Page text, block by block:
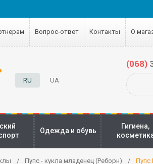
Вопрос-ответ Контакты О
RU UA
(068)
Одежда и обувь
Гигиена,
Пупс - кукла младенец (Реборн) Пупс